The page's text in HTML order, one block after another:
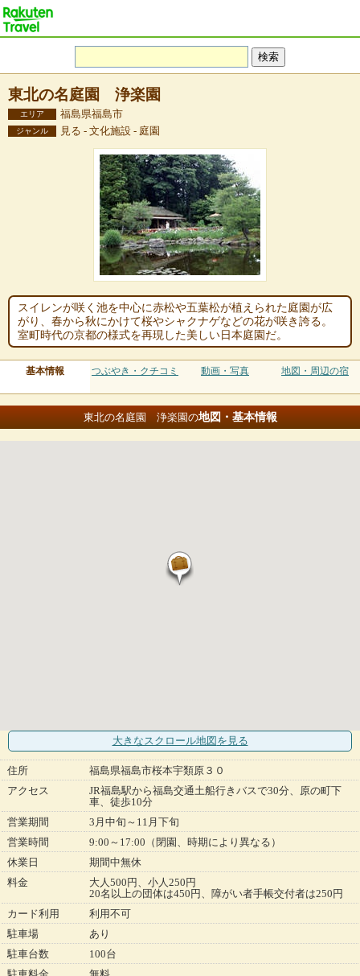
東北の名庭園 浄楽園
エリア 福島県福島市
ジャンル 見る - 文化施設 - 庭園
スイレンが咲く池を中心に赤松や五葉松が植えられた庭園が広
がり、春から秋にかけて桜やシャクナゲなどの花が咲き誇る。
室町時代の京都の様式を再現した美しい日本庭園だ。
基本情報 つぶやき・クチコミ 動画・写真 地図・周辺の宿
東北の名庭園 浄楽園の地図・基本情報
大きなスクロール地図 を見る
住所
福島県福島市桜本宇類原３０
アクセス
JR福島駅から福島交通土船行きバスで30分、原の町下
車、徒歩10分
営業期間
3月中旬～11月下旬
営業時間
9:00～17:00（閉園、時期により異なる）
休業日
期間中無休
料金
大人500円、小人250円
20名以上の団体は450円、障がい者手帳交付者は250円
カード利用
利用不可
駐車場
あり
駐車台数
100台